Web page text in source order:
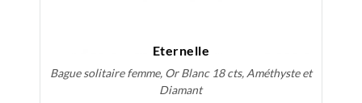
Eternelle
Bague solitaire femme, Or Blanc 18 cts, Améthyste et
Diamant